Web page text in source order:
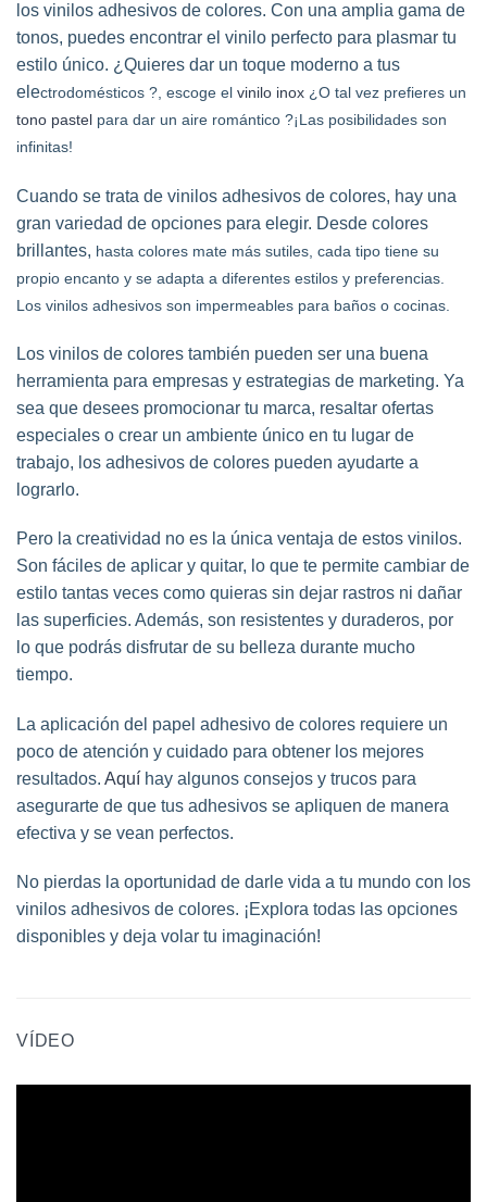
los vinilos adhesivos de colores. Con una amplia gama de
tonos, puedes encontrar el vinilo perfecto para plasmar tu
estilo único. ¿Quieres dar un toque moderno a tus
electrodomésticos ?, escoge el vinilo inox ¿O tal vez prefieres un
tono pastel para dar un aire romántico ?¡Las posibilidades son
infinitas!
Cuando se trata de vinilos adhesivos de colores, hay una
gran variedad de opciones para elegir. Desde colores
brillantes, hasta colores mate más sutiles, cada tipo tiene su
propio encanto y se adapta a diferentes estilos y preferencias.
Los vinilos adhesivos son impermeables para baños o cocinas.
Los vinilos de colores también pueden ser una buena
herramienta para empresas y estrategias de marketing. Ya
sea que desees promocionar tu marca, resaltar ofertas
especiales o crear un ambiente único en tu lugar de
trabajo, los adhesivos de colores pueden ayudarte a
lograrlo.
Pero la creatividad no es la única ventaja de estos vinilos.
Son fáciles de aplicar y quitar, lo que te permite cambiar de
estilo tantas veces como quieras sin dejar rastros ni dañar
las superficies. Además, son resistentes y duraderos, por
lo que podrás disfrutar de su belleza durante mucho
tiempo.
La aplicación del papel adhesivo de colores requiere un
poco de atención y cuidado para obtener los mejores
resultados. Aquí hay algunos consejos y trucos para
asegurarte de que tus adhesivos se apliquen de manera
efectiva y se vean perfectos.
No pierdas la oportunidad de darle vida a tu mundo con los
vinilos adhesivos de colores. ¡Explora todas las opciones
disponibles y deja volar tu imaginación!
VÍDEO